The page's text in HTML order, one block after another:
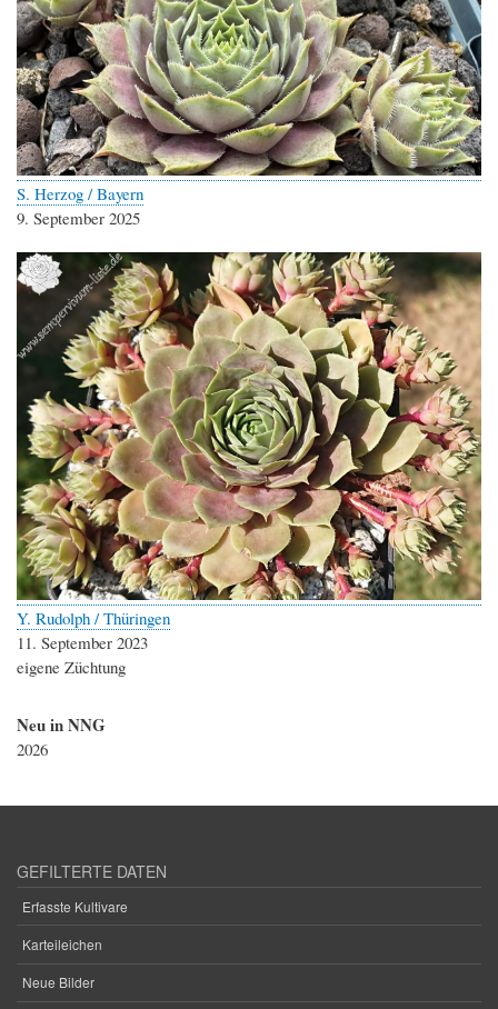
S. Herzog / Bayern
9. September 2025
Y. Rudolph / Thüringen
11. September 2023
eigene Züchtung
Neu in NNG
2026
GEFILTERTE DATEN
Erfasste Kultivare
Karteileichen
Neue Bilder